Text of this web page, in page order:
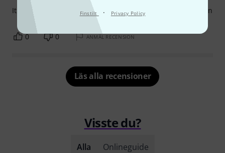
Finstilt · Privacy Policy
It's a good bridge that worked as a replacement on my violin
0 0 ANMÄL RECENSION
Läs alla recensioner
Visste du?
Alla Onlineguide